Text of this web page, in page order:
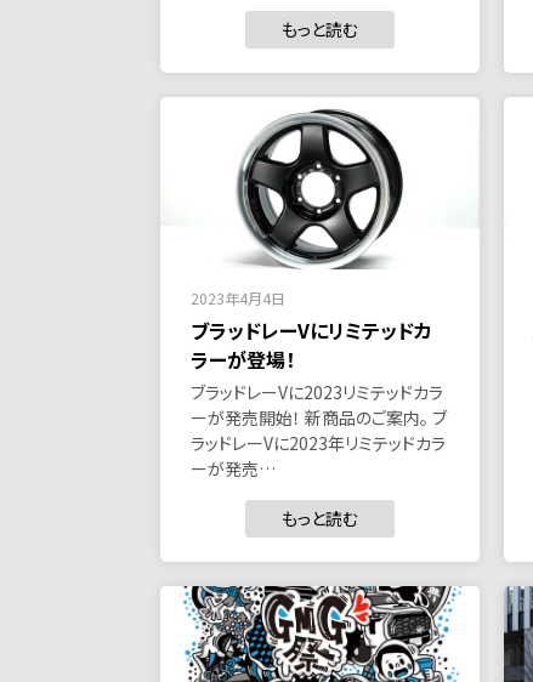
もっと読む
2023年4月4日
ブラッドレーVにリミテッドカ
ラーが登場！
ブラッドレーVに2023リミテッドカラ
ーが発売開始！ 新商品のご案内。 ブ
ラッドレーVに2023年リミテッドカラ
ーが発売…
もっと読む